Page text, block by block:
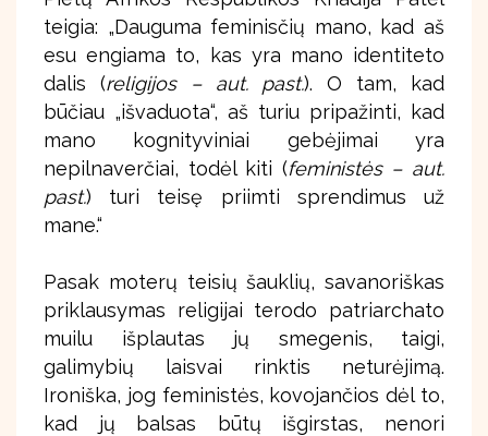
teigia: „Dauguma feminisčių mano, kad aš
esu engiama to, kas yra mano identiteto
dalis (religijos – aut. past.). O tam, kad
būčiau „išvaduota“, aš turiu pripažinti, kad
mano kognityviniai gebėjimai yra
nepilnaverčiai, todėl kiti (feministės – aut.
past.) turi teisę priimti sprendimus už
mane.“
Pasak moterų teisių šauklių, savanoriškas
priklausymas religijai terodo patriarchato
muilu išplautas jų smegenis, taigi,
galimybių laisvai rinktis neturėjimą.
Ironiška, jog feministės, kovojančios dėl to,
kad jų balsas būtų išgirstas, nenori